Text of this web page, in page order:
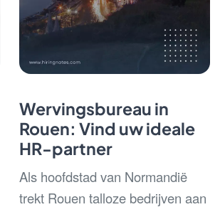
Wervingsbureau in
Rouen: Vind uw ideale
HR-partner
Als hoofdstad van Normandië
trekt Rouen talloze bedrijven aan